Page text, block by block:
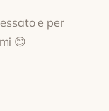
e per
😊